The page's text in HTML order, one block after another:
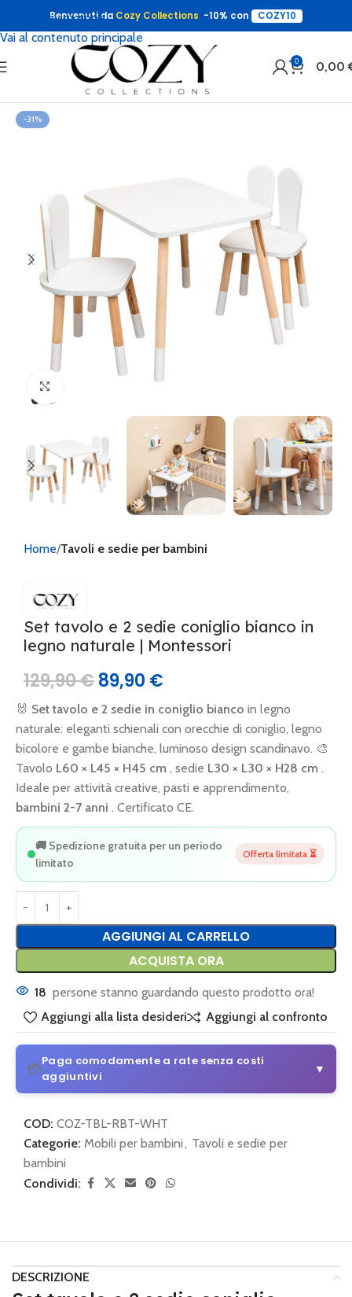
Vai alla navigazione
Vai al contenuto principale
Benvenuti da Cozy Collections -10% con COZY10
0 0,00
-31%
Clicca per ingrandire
Home Tavoli e sedie per bambini
Set tavolo e 2 sedie coniglio bianco in
legno naturale | Montessori
129,90€89,90 €
🐰 Set tavolo e 2 sedie in coniglio bianco in legno
naturale: eleganti schienali con orecchie di coniglio, legno
bicolore e gambe bianche, luminoso design scandinavo. 🎨
Tavolo L60 × L45 × H45 cm , sedie L30 × L30 × H28 cm .
Ideale per attività creative, pasti e apprendimento,
bambini 2-7 anni . Certificato CE.
🚚 Spedizione gratuita per un periodo
limitato
Offerta limitata ⏳
AGGIUNGI AL CARRELLO
ACQUISTA ORA
18 persone stanno guardando questo prodotto ora!
Aggiungi alla lista desideri
Aggiungi al confronto
💳Paga comodamente a rate senza costi
aggiuntivi
▼
3 o 4 rate senza costi aggiuntivi
Da 30 € di acquisto
💡Come funziona:
e seleziona il piano di pagamento.
Semplice e sicuro
💡Come funziona:Scegli alla pagina di pagamentoKlarna
e imposta le rate mensili.
COD: COZ-TBL-RBT-WHT
Categorie: Mobili per bambini , Tavoli e sedie per
bambini
Condividi:
DESCRIZIONE